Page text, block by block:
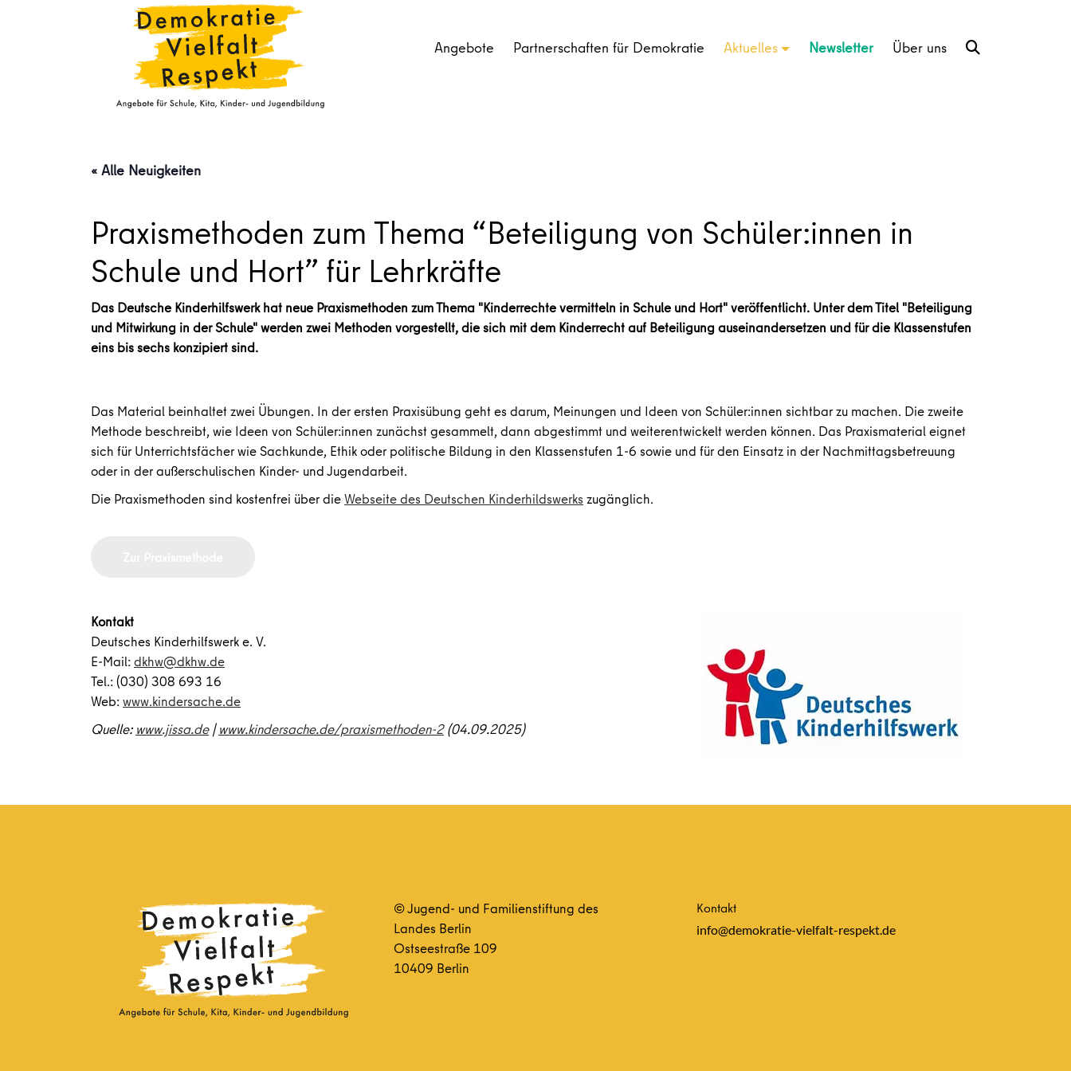
Angebote Partnerschaften für Demokratie Aktuelles Newsletter Über uns
« Alle Neuigkeiten
Praxismethoden zum Thema “Beteiligung von Schüler:innen in
Schule und Hort” für Lehrkräfte
Das Deutsche Kinderhilfswerk hat neue Praxismethoden zum Thema "Kinderrechte vermitteln in Schule und Hort" veröffentlicht. Unter dem Titel "Beteiligung
und Mitwirkung in der Schule" werden zwei Methoden vorgestellt, die sich mit dem Kinderrecht auf Beteiligung auseinandersetzen und für die Klassenstufen
eins bis sechs konzipiert sind.
Das Material beinhaltet zwei Übungen. In der ersten Praxisübung geht es darum, Meinungen und Ideen von Schüler:innen sichtbar zu machen. Die zweite
Methode beschreibt, wie Ideen von Schüler:innen zunächst gesammelt, dann abgestimmt und weiterentwickelt werden können. Das Praxismaterial eignet
sich für Unterrichtsfächer wie Sachkunde, Ethik oder politische Bildung in den Klassenstufen 1-6 sowie und für den Einsatz in der Nachmittagsbetreuung
oder in der außerschulischen Kinder- und Jugendarbeit.
Die Praxismethoden sind kostenfrei über dieWebseite des Deutschen Kinderhildswerks zugänglich.
Kontakt
Deutsches Kinderhilfswerk e. V.
E-Mail:dkhw@dkhw.de
Tel.: (030) 308 693 16
Web:www.kindersache.de
Quelle: www.jissa.de|www.kindersache.de/praxismethoden-2(04.09.2025)
© Jugend- und Familienstiftung des
Landes Berlin
Ostseestraße 109
10409 Berlin
Kontakt
info@demokratie-vielfalt-respekt.de